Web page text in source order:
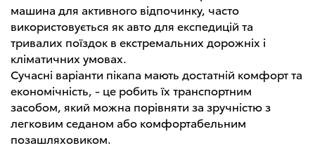
машина для активного відпочинку, часто
використовується як авто для експедицій та
тривалих поїздок в екстремальних дорожніх і
кліматичних умовах.
Сучасні варіанти пікапа мають достатній комфорт та
економічність, - це робить їх транспортним
засобом, який можна порівняти за зручністю з
легковим седаном або комфортабельним
позашляховиком.